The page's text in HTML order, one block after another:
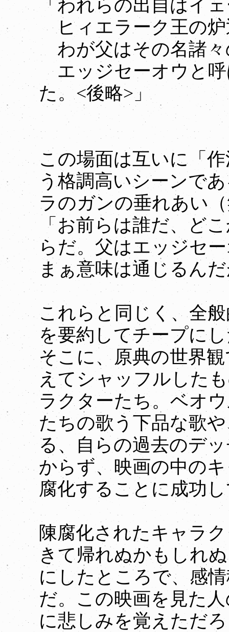
「われらの出自はイ
ヒィエラーク王の炉
わが父はその名諸々
エッジセーオウと呼
た。<後略>」
この場面は互いに「
う格調高いシーンで
ラのガンの垂れあい
「お前らは誰だ、ど
らだ。父はエッジセ
まぁ意味は通じるん
これらと同じく、全
を要約してチープに
そこに、原典の世界
えてシャッフルした
ラクターたち。ベオ
たちの歌う下品な歌
る、自らの過去のデ
からず、映画の中の
腐化することに成功
陳腐化されたキャラ
きて帰れぬかもしれ
にしたところで、感
だ。この映画を見た
に悲しみを覚えただ